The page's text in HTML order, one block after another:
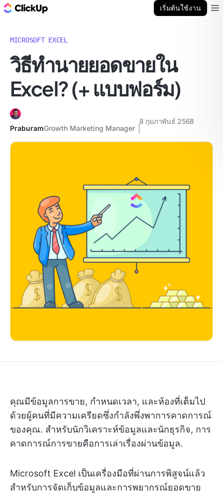
เริ่มต้นใช้งาน
MICROSOFT EXCEL
วิธีทำนายยอดขายใน
Excel? (+ แบบฟอร์ม)
PraburamGrowth Marketing Manager
8 กุมภาพันธ์ 2568
คุณมีข้อมูลการขาย, กำหนดเวลา, และห้องที่เต็มไป
ด้วยผู้คนที่มีความเครียดซึ่งกำลังพึ่งพาการคาดการณ์
ของคุณ. สำหรับนักวิเคราะห์ข้อมูลและนักธุรกิจ, การ
คาดการณ์การขายคือการเล่าเรื่องผ่านข้อมูล.
Microsoft Excel เป็นเครื่องมือที่ผ่านการพิสูจน์แล้ว
สำหรับการจัดเก็บข้อมูลและการพยากรณ์ยอดขาย